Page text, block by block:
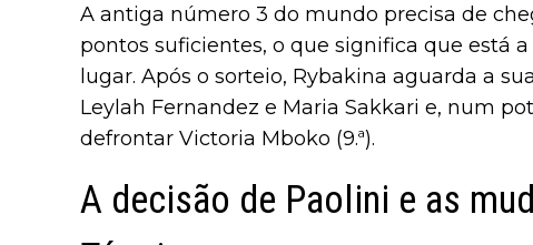
A antiga número 3 do mundo precisa de
pontos suficientes, o que significa que está
lugar. Após o sorteio, Rybakina aguarda a
Leylah Fernandez e Maria Sakkari e, num
defrontar Victoria Mboko (9.ª).
A decisão de Paolini e as